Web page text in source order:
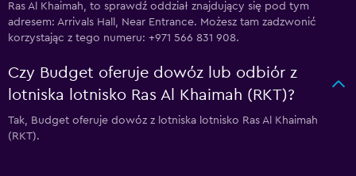
Ras Al Khaimah, to sprawdź oddział znajdujący się pod tym
adresem: Arrivals Hall, Near Entrance. Możesz tam zadzwonić
korzystając z tego numeru: +971 566 831 908.
Czy Budget oferuje dowóz lub odbiór z
lotniska lotnisko Ras Al Khaimah (RKT)?
Tak, Budget oferuje dowóz z lotniska lotnisko Ras Al Khaimah
(RKT).